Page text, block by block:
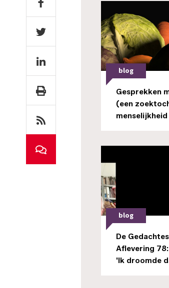
blog
Gesprekken
(een
menselijkheid
blog
De
Aflevering
'Ik droomde